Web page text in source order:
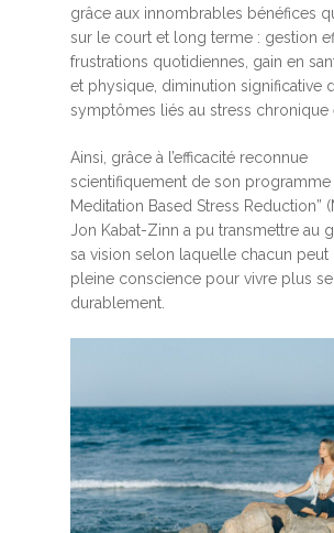
grâce aux innombrables bénéfices
sur le court et long terme : gestion
frustrations quotidiennes, gain en
et physique, diminution significative
symptômes liés au stress chronique
Ainsi, grâce à l’efficacité reconnue
scientifiquement de son programme
Meditation Based Stress Reduction”
Jon Kabat-Zinn a pu transmettre au
sa vision selon laquelle chacun peut
pleine conscience pour vivre plus
durablement.